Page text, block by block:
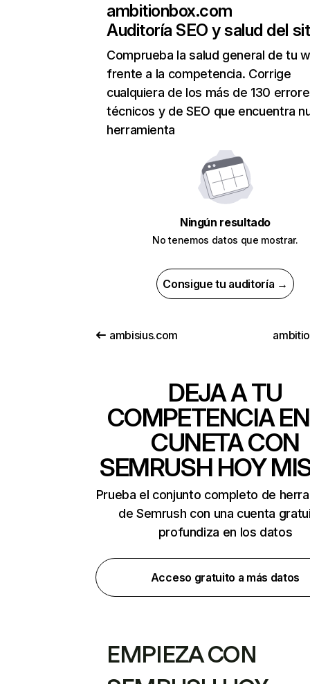
ambitionbox.com
Auditoría SEO y salud del
Comprueba la salud general de tu
frente a la competencia. Corrige
cualquiera de los más de 130
técnicos y de SEO que encuentra
herramienta
Ningún resultado
No tenemos datos que mostrar.
Consigue tu auditoría →
ambisius.com
DEJA A TU
COMPETENCIA
CUNETA CON
SEMRUSH HOY
Prueba el conjunto completo de
de Semrush con una cuenta
profundiza en los datos
Acceso gratuito a más datos
EMPIEZA CON